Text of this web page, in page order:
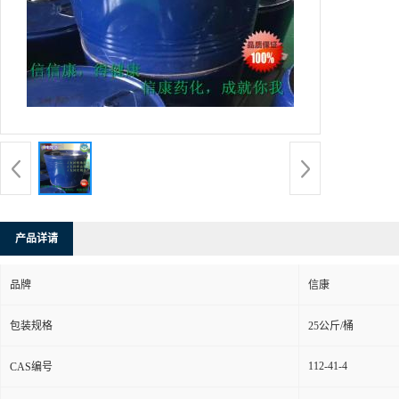
产品详请
品牌 信康
包装规格 25公斤/桶
CAS编号 112-41-4